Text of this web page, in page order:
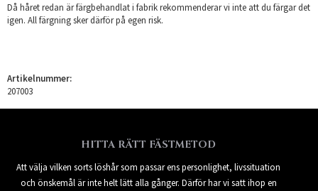
Då håret redan är färgbehandlat i fabrik rekommenderar vi inte att du färgar det
igen. All färgning sker därför på egen risk.
Artikelnummer:
207003
HITTA RÄTT FÄSTMETOD
Att välja vilken sorts löshår som passar ens personlighet, livssituation
och önskemål är inte helt lätt alla gånger. Därför har vi satt ihop en